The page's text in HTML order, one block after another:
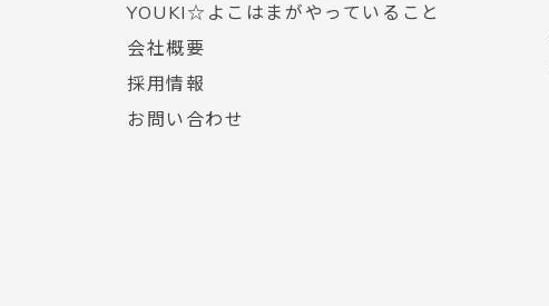
YOUKI☆よこはまがやっていること
会社概要
採用情報
お問い合わせ